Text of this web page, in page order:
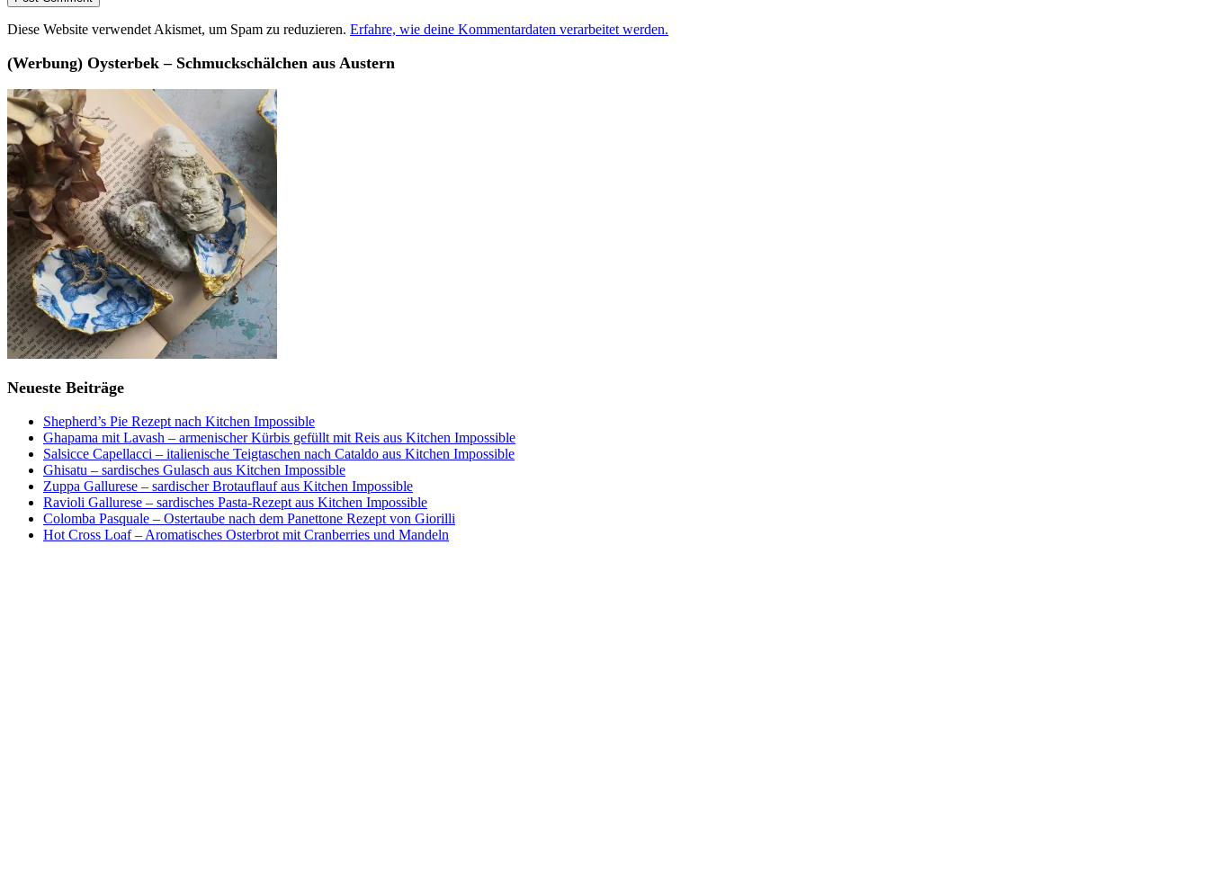
Diese Website verwendet Akismet, um Spam zu reduzieren. Erfahre, wie deine Kommentardaten verarbeitet werden.
(Werbung) Oysterbek – Schmuckschälchen aus Austern
Neueste Beiträge
Shepherd’s Pie Rezept nach Kitchen Impossible
Ghapama mit Lavash – armenischer Kürbis gefüllt mit Reis aus Kitchen Impossible
Salsicce Capellacci – italienische Teigtaschen nach Cataldo aus Kitchen Impossible
Ghisatu – sardisches Gulasch aus Kitchen Impossible
Zuppa Gallurese – sardischer Brotauflauf aus Kitchen Impossible
Ravioli Gallurese – sardisches Pasta-Rezept aus Kitchen Impossible
Colomba Pasquale – Ostertaube nach dem Panettone Rezept von Giorilli
Hot Cross Loaf – Aromatisches Osterbrot mit Cranberries und Mandeln